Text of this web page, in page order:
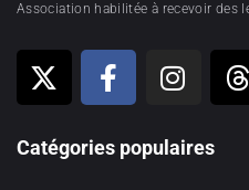
Association habilitée à recevoir des
Catégories populaires